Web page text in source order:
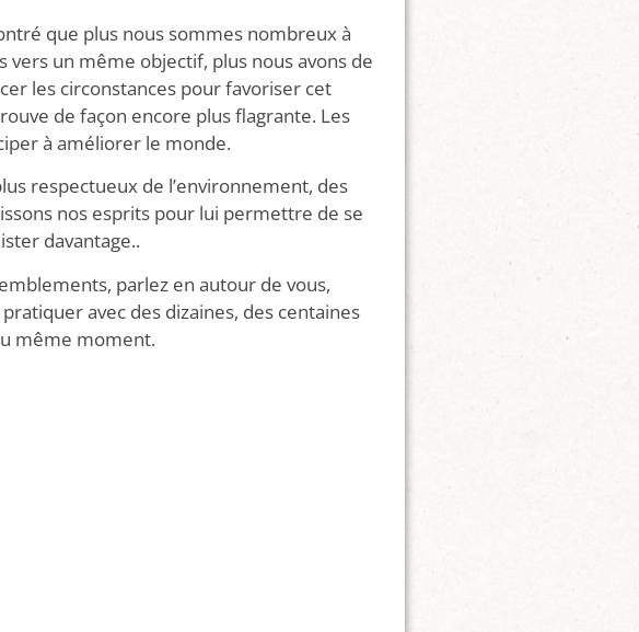
que plus nous sommes nombreux à
un même objectif, plus nous avons de
les circonstances pour favoriser cet
de façon encore plus flagrante. Les
à améliorer le monde.
respectueux de l’environnement, des
nos esprits pour lui permettre de se
davantage..
parlez en autour de vous,
avec des dizaines, des centaines
même moment.